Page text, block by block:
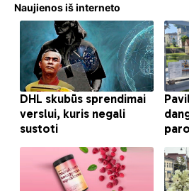
Naujienos iš interneto